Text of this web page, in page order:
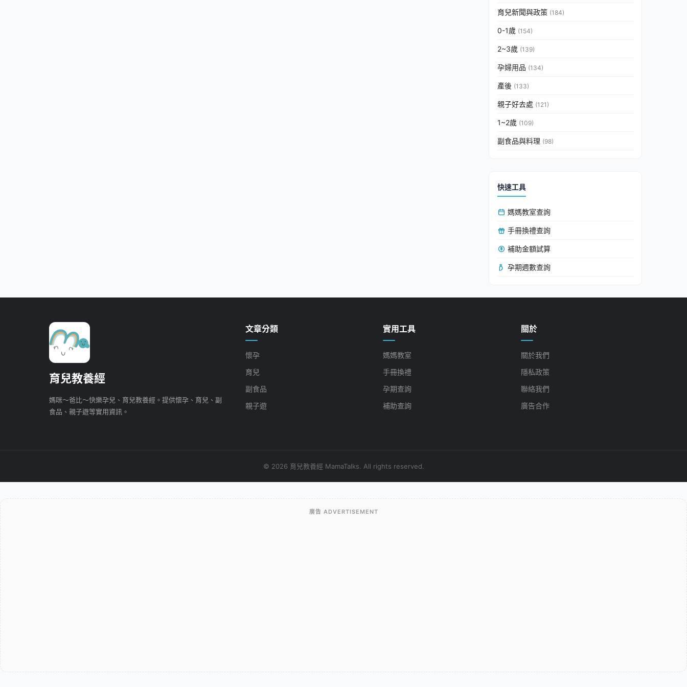
育兒新聞與政策 (184)
0-1歲 (154)
2~3歲 (139)
孕婦用品 (134)
產後 (133)
親子好去處 (121)
1~2歲 (109)
副食品與料理 (98)
快速工具
媽媽教室查詢
手冊換禮查詢
補助金額試算
孕期週數查詢
育兒教養經
媽咪～爸比～快樂孕兒、育兒教養經。提供懷孕、育兒、副
食品、親子遊等實用資訊。
文章分類
懷孕
育兒
副食品
親子遊
實用工具
媽媽教室
手冊換禮
孕期查詢
補助查詢
關於
關於我們
隱私政策
聯絡我們
廣告合作
© 2026 育兒教養經 MamaTalks. All rights reserved.
廣告 ADVERTISEMENT